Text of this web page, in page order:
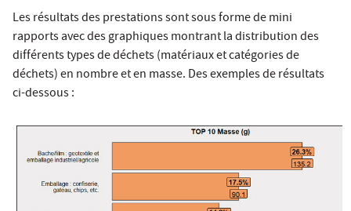
Les résultats des prestations sont sous forme de mini
rapports avec des graphiques montrant la distribution des
différents types de déchets (matériaux et catégories de
déchets) en nombre et en masse. Des exemples de résultats
ci-dessous :